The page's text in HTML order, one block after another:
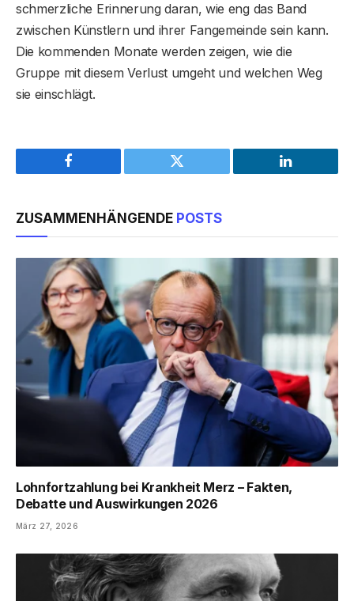
schmerzliche Erinnerung daran, wie eng das Band
zwischen Künstlern und ihrer Fangemeinde sein kann.
Die kommenden Monate werden zeigen, wie die
Gruppe mit diesem Verlust umgeht und welchen Weg
sie einschlägt.
Facebook Twitter LinkedIn
ZUSAMMENHÄNGENDE POSTS
Lohnfortzahlung bei Krankheit Merz – Fakten,
Debatte und Auswirkungen 2026
März 27, 2026